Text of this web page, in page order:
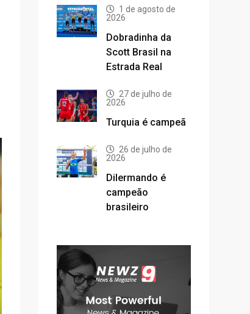
1 de agosto de
2026
Dobradinha da
Scott Brasil na
Estrada Real
27 de julho de
2026
Turquia é campeã
26 de julho de
2026
Dilermando é
campeão
brasileiro